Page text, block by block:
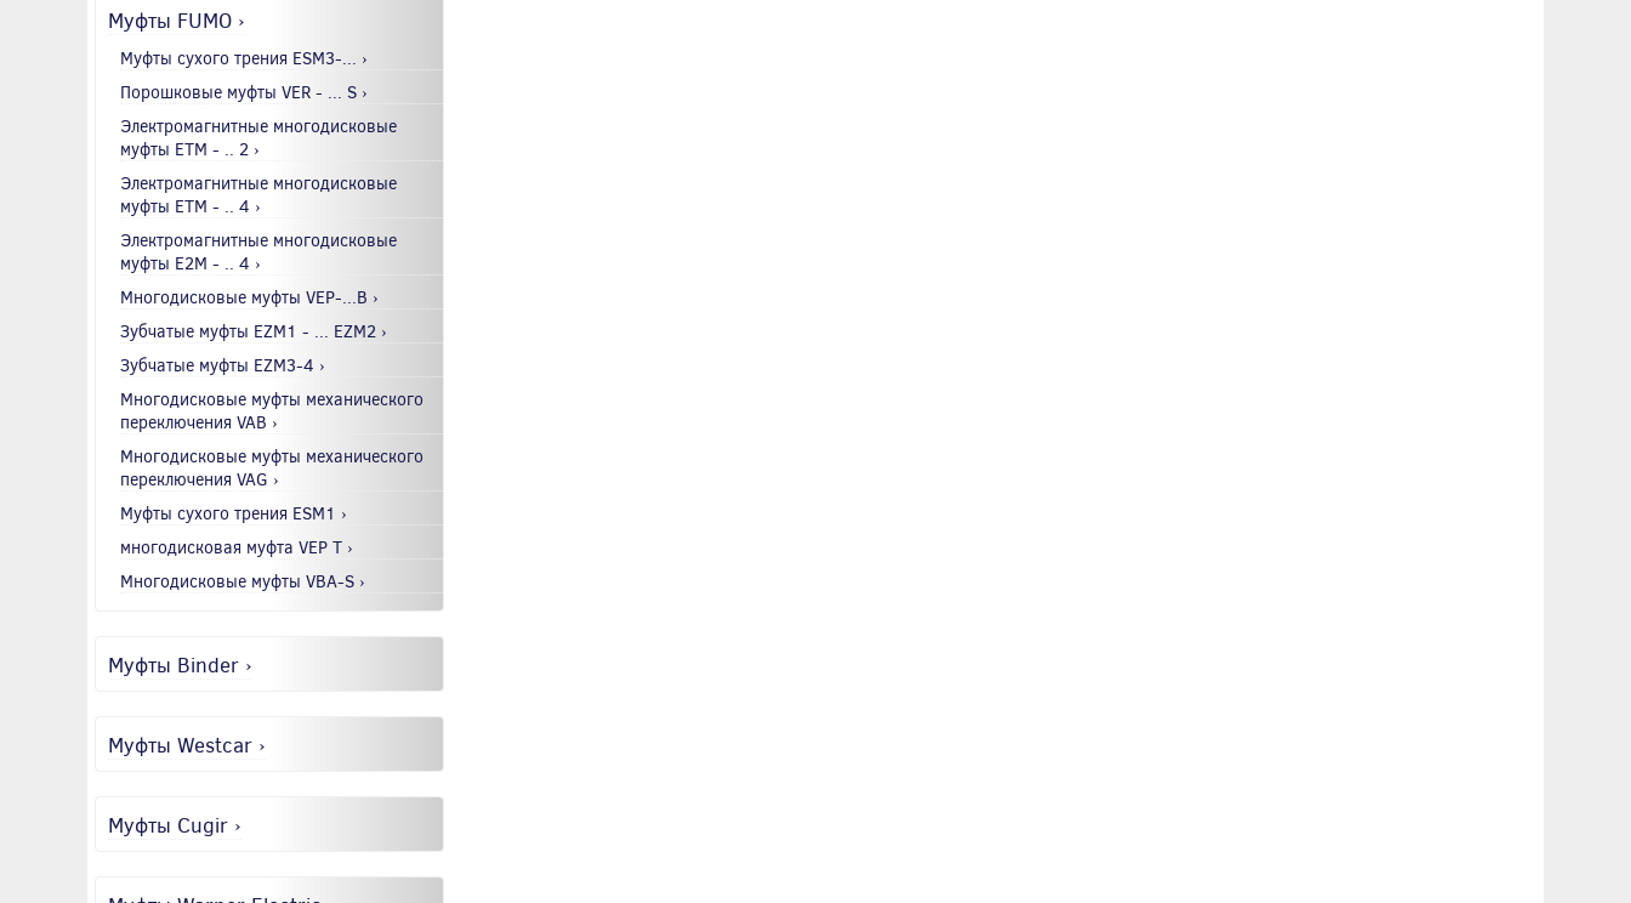
Муфты FUMO ›
Муфты сухого трения ESM3-... ›
Порошковые муфты VER - ... S ›
Электромагнитные многодисковые
муфты EТМ - .. 2 ›
Электромагнитные многодисковые
муфты EТМ - .. 4 ›
Электромагнитные многодисковые
муфты E2М - .. 4 ›
Многодисковые муфты VEP-...B ›
Зубчатые муфты EZM1 - ... EZM2 ›
Зубчатые муфты EZM3-4 ›
Многодисковые муфты механического
переключения VAB ›
Многодисковые муфты механического
переключения VAG ›
Муфты сухого трения ESM1 ›
многодисковая муфта VEP T ›
Многодисковые муфты VBA-S ›
Муфты Binder ›
Муфты Westcar ›
Муфты Cugir ›